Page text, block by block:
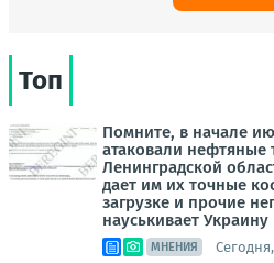
Топ
Помните, в начале
атаковали нефтяные
Ленинградской
дает им их точные
загрузке и прочие
науськивает
МНЕНИЯ Сегодня,